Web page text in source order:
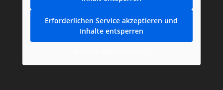
Erforderlichen Service akzeptieren und
Inhalte entsperren